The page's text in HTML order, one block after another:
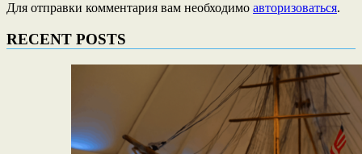
Для отправки комментария вам необходимо авторизоваться.
RECENT POSTS